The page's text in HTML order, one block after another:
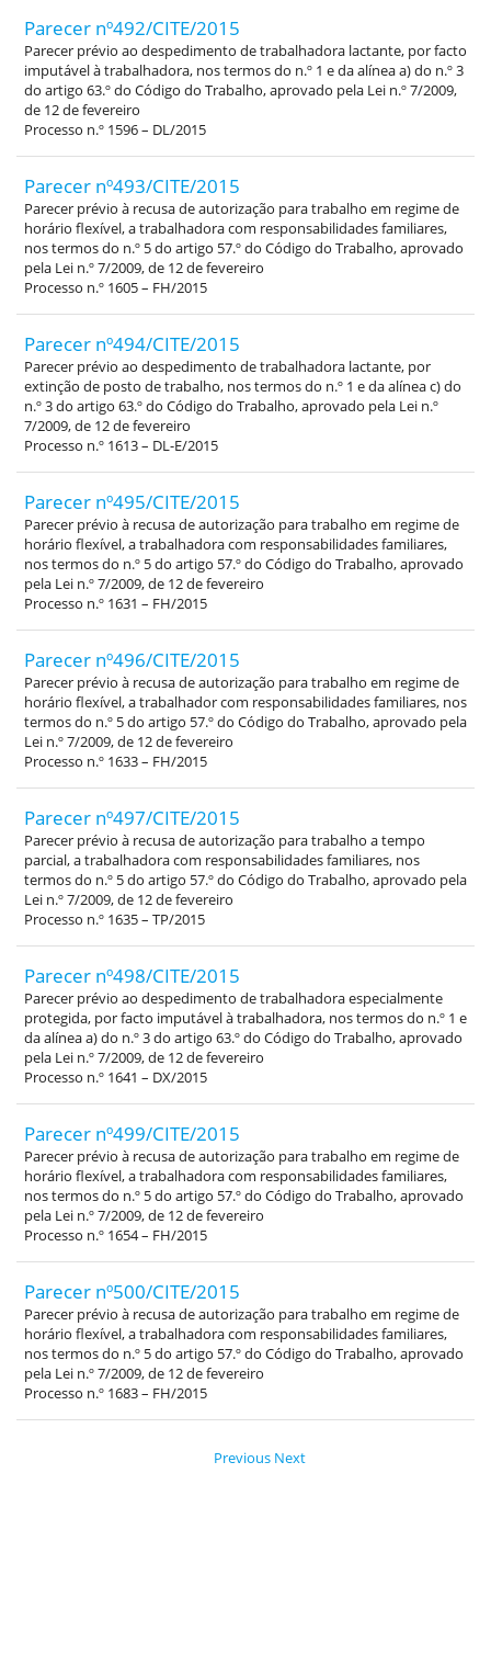
Parecer nº492/CITE/2015
Parecer prévio ao despedimento de trabalhadora lactante, por facto
imputável à trabalhadora, nos termos do n.º 1 e da alínea a) do n.º 3
do artigo 63.º do Código do Trabalho, aprovado pela Lei n.º 7/2009,
de 12 de fevereiro
Processo n.º 1596 – DL/2015
Parecer nº493/CITE/2015
Parecer prévio à recusa de autorização para trabalho em regime de
horário flexível, a trabalhadora com responsabilidades familiares,
nos termos do n.º 5 do artigo 57.º do Código do Trabalho, aprovado
pela Lei n.º 7/2009, de 12 de fevereiro
Processo n.º 1605 – FH/2015
Parecer nº494/CITE/2015
Parecer prévio ao despedimento de trabalhadora lactante, por
extinção de posto de trabalho, nos termos do n.º 1 e da alínea c) do
n.º 3 do artigo 63.º do Código do Trabalho, aprovado pela Lei n.º
7/2009, de 12 de fevereiro
Processo n.º 1613 – DL-E/2015
Parecer nº495/CITE/2015
Parecer prévio à recusa de autorização para trabalho em regime de
horário flexível, a trabalhadora com responsabilidades familiares,
nos termos do n.º 5 do artigo 57.º do Código do Trabalho, aprovado
pela Lei n.º 7/2009, de 12 de fevereiro
Processo n.º 1631 – FH/2015
Parecer nº496/CITE/2015
Parecer prévio à recusa de autorização para trabalho em regime de
horário flexível, a trabalhador com responsabilidades familiares, nos
termos do n.º 5 do artigo 57.º do Código do Trabalho, aprovado pela
Lei n.º 7/2009, de 12 de fevereiro
Processo n.º 1633 – FH/2015
Parecer nº497/CITE/2015
Parecer prévio à recusa de autorização para trabalho a tempo
parcial, a trabalhadora com responsabilidades familiares, nos
termos do n.º 5 do artigo 57.º do Código do Trabalho, aprovado pela
Lei n.º 7/2009, de 12 de fevereiro
Processo n.º 1635 – TP/2015
Parecer nº498/CITE/2015
Parecer prévio ao despedimento de trabalhadora especialmente
protegida, por facto imputável à trabalhadora, nos termos do n.º 1 e
da alínea a) do n.º 3 do artigo 63.º do Código do Trabalho, aprovado
pela Lei n.º 7/2009, de 12 de fevereiro
Processo n.º 1641 – DX/2015
Parecer nº499/CITE/2015
Parecer prévio à recusa de autorização para trabalho em regime de
horário flexível, a trabalhadora com responsabilidades familiares,
nos termos do n.º 5 do artigo 57.º do Código do Trabalho, aprovado
pela Lei n.º 7/2009, de 12 de fevereiro
Processo n.º 1654 – FH/2015
Parecer nº500/CITE/2015
Parecer prévio à recusa de autorização para trabalho em regime de
horário flexível, a trabalhadora com responsabilidades familiares,
nos termos do n.º 5 do artigo 57.º do Código do Trabalho, aprovado
pela Lei n.º 7/2009, de 12 de fevereiro
Processo n.º 1683 – FH/2015
Previous Next